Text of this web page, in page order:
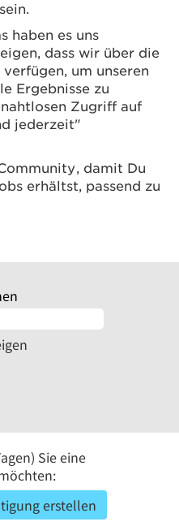
haben es uns
dass wir über die
um unseren
Ergebnisse zu
Zugriff auf
jederzeit"
, damit Du
erhältst, passend zu
Sie eine
erstellen